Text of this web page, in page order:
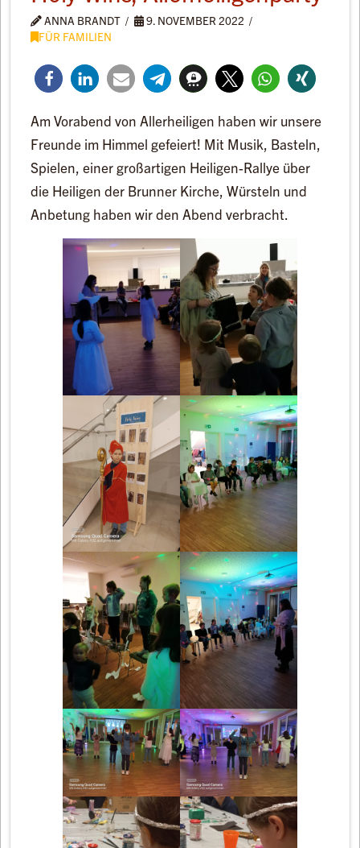
ANNA BRANDT
9. NOVEMBER 2022
FÜR FAMILIEN
Am Vorabend von Allerheiligen haben wir unsere
Freunde im Himmel gefeiert! Mit Musik, Basteln,
Spielen, einer großartigen Heiligen-Rallye über
die Heiligen der Brunner Kirche, Würsteln und
Anbetung haben wir den Abend verbracht.